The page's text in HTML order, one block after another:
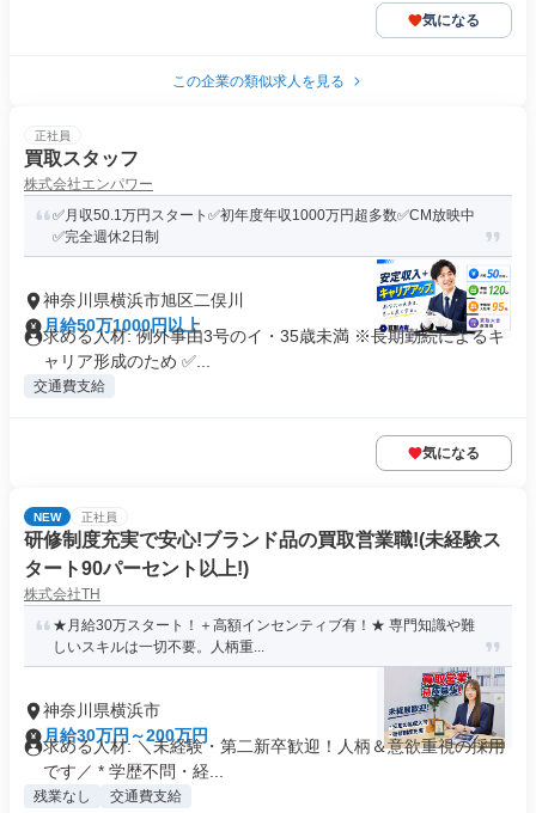
気になる
この企業の類似求人を見る
正社員
買取スタッフ
株式会社エンパワー
✅月収50.1万円スタート✅初年度年収1000万円超多数✅CM放映中
✅完全週休2日制
神奈川県横浜市旭区二俣川
月給50万1000円以上
求める人材: 例外事由3号のイ・35歳未満 ※長期勤続によるキ
ャリア形成のため ✅...
交通費支給
気になる
NEW 正社員
研修制度充実で安心!ブランド品の買取営業職!(未経験ス
タート90パーセント以上!)
株式会社TH
★月給30万スタート！＋高額インセンティブ有！★ 専門知識や難
しいスキルは一切不要。人柄重...
神奈川県横浜市
月給30万円～200万円
求める人材: ＼未経験・第二新卒歓迎！人柄＆意欲重視の採用
です／ * 学歴不問・経...
残業なし 交通費支給